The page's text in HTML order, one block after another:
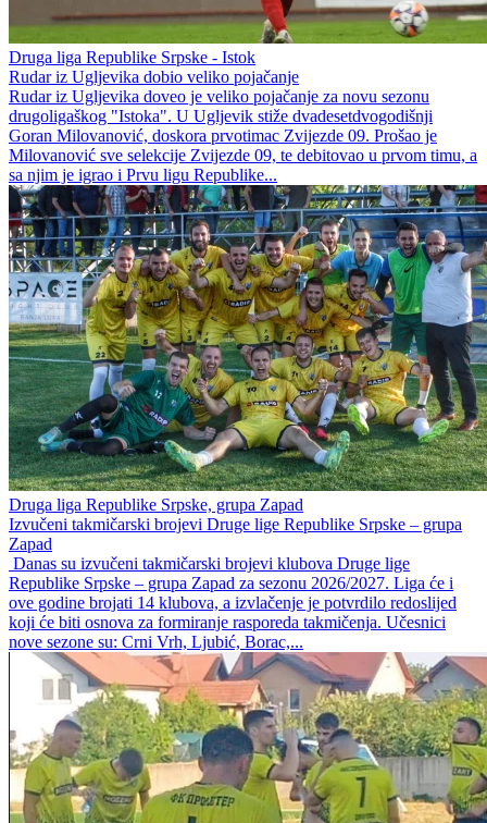
Druga liga Republike Srpske - Istok
Rudar iz Ugljevika dobio veliko pojačanje
Rudar iz Ugljevika doveo je veliko pojačanje za novu sezonu
drugoligaškog "Istoka". U Ugljevik stiže dvadesetdvogodišnji
Goran Milovanović, doskora prvotimac Zvijezde 09. Prošao je
Milovanović sve selekcije Zvijezde 09, te debitovao u prvom timu, a
sa njim je igrao i Prvu ligu Republike...
Druga liga Republike Srpske, grupa Zapad
Izvučeni takmičarski brojevi Druge lige Republike Srpske – grupa
Zapad
Danas su izvučeni takmičarski brojevi klubova Druge lige
Republike Srpske – grupa Zapad za sezonu 2026/2027. Liga će i
ove godine brojati 14 klubova, a izvlačenje je potvrdilo redoslijed
koji će biti osnova za formiranje rasporeda takmičenja. Učesnici
nove sezone su: Crni Vrh, Ljubić, Borac,...